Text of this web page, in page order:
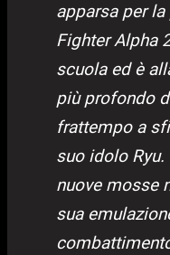
apparsa per
Fighter Alpha
scuola ed è
più profondo
frattempo a
suo idolo Ryu.
nuove mosse
sua